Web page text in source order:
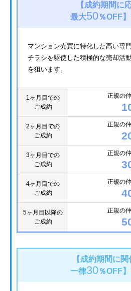
【成約期間に
最大50％OFF】
マンション売買に特化した高い専
チラシを駆使した積極的な売却活
を狙います。
1ヶ月目での
ご成約
正規の
2ヶ月目での
ご成約
正規の
3ヶ月目での
ご成約
正規の
4ヶ月目での
ご成約
正規の
5ヶ月目以降の
ご成約
正規の
【成約期間に関
一律30％OFF】